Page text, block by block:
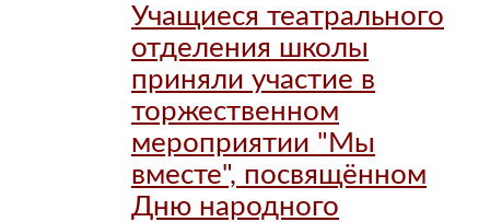
Учащиеся театрального
отделения школы
приняли участие в
торжественном
мероприятии "Мы
вместе", посвящённом
Дню народного